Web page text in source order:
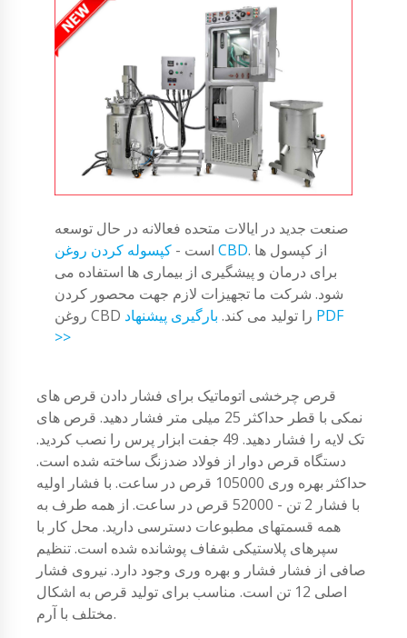
صنعت جدید در ایالات متحده فعالانه در حال توسعه
است - کپسوله کردن روغن CBD. از کپسول ها
برای درمان و پیشگیری از بیماری ها استفاده می
شود. شرکت ما تجهیزات لازم جهت محصور کردن
روغن CBD را تولید می کند. بارگیری پیشنهاد PDF
>>
قرص چرخشی اتوماتیک برای فشار دادن قرص های
نمکی با قطر حداکثر 25 میلی متر فشار دهید. قرص های
تک لایه را فشار دهید. 49 جفت ابزار پرس را نصب کردید.
دستگاه قرص دوار از فولاد ضدزنگ ساخته شده است.
حداکثر بهره وری 105000 قرص در ساعت. با فشار اولیه
با فشار 2 تن - 52000 قرص در ساعت. از همه طرف به
همه قسمتهای مطبوعات دسترسی دارید. محل کار با
سپرهای پلاستیکی شفاف پوشانده شده است. تنظیم
صافی از فشار فشار و بهره وری وجود دارد. نیروی فشار
اصلی 12 تن است. مناسب برای تولید قرص به اشکال
مختلف با آرم.